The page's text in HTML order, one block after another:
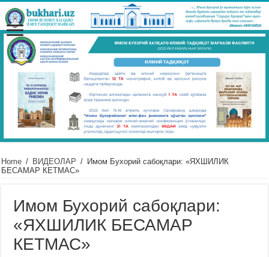
Home / ВИДЕОЛАР / Имом Бухорий сабоқлари: «ЯХШИЛИК
БЕСАМАР КЕТМАС»
Имом Бухорий сабоқлари:
«ЯХШИЛИК БЕСАМАР
КЕТМАС»